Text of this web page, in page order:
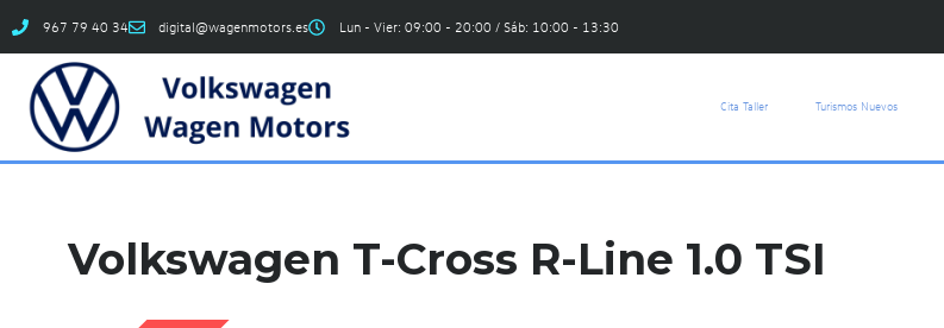
967 79 40 34 digital@wagenmotors.es Lun - Vier: 09:00 - 20:00 / Sáb: 10:00 - 13:30
Cita Taller Turismos Nuevos
Volkswagen T-Cross R-Line 1.0 TSI